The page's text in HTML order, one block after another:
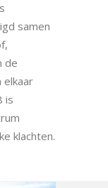
samen
de
elkaar
is
klachten.